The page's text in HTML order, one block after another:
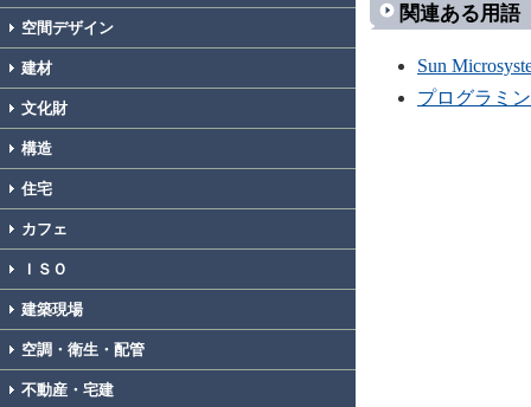
空間デザイン
建材
文化財
構造
住宅
カフェ
ＩＳＯ
建築現場
空調・衛生・配管
不動産・宅建
関連ある用語
Sun
プログラミ